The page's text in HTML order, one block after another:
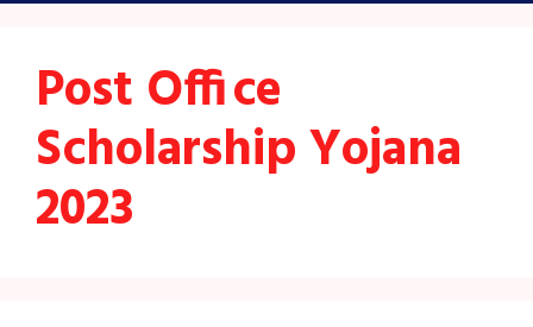
Post Office
Scholarship Yojana
2023